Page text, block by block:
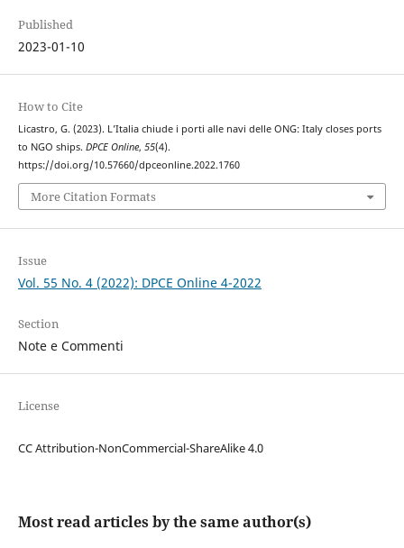
Published
2023-01-10
How to Cite
Licastro, G. (2023). L’Italia chiude i porti alle navi delle ONG: Italy closes ports
to NGO ships. DPCE Online, 55(4).
https://doi.org/10.57660/dpceonline.2022.1760
More Citation Formats
Issue
Vol. 55 No. 4 (2022): DPCE Online 4-2022
Section
Note e Commenti
License
CC Attribution-NonCommercial-ShareAlike 4.0
Most read articles by the same author(s)